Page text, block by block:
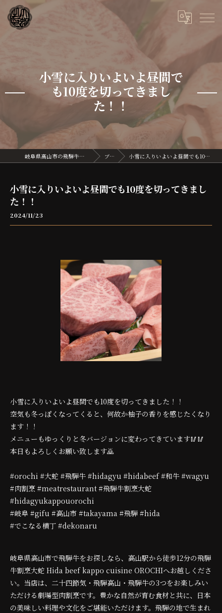
小雪に入りいよいよ昼間で
も10度を切ってきまし
た！！
岐阜県高山市の飛騨牛なら飛騨牛割烹 大蛇 ブログ 小雪に入りいよいよ昼間でも10度を切ってきました！！
小雪に入りいよいよ昼間でも10度を切ってきまし
た！！
2024/11/23
小雪に入りいよいよ昼間でも10度を切ってきました！！
空気も冬っぽくなってくると、何故か柚子の香りを感じたくなり
ます！！
メニューもゆっくりと冬バージョンに変わってきています🥢🥢
本日もよろしくお願い致します🙇
#orochi #大蛇 #飛騨牛 #hidagyu #hidabeef #和牛 #wagyu
#肉割烹 #meatrestaurant #飛騨牛割烹大蛇
#hidagyukappouorochi
#岐阜 #gifu #高山市 #takayama #飛騨 #hida
#でこなる横丁 #dekonaru
岐阜県高山市で飛騨牛をお探しなら、高山駅から徒歩12分の飛騨
牛割烹大蛇 Hida beef kappo cuisine OROCHIへお越しくださ
い。当店は、二十四節気・飛騨高山・飛騨牛の3つをお楽しみい
ただける劇場型肉割烹です。豊かな自然が育む食材と共に、日本
の美味しい料理や文化をご堪能いただけます。飛騨の地で生まれ